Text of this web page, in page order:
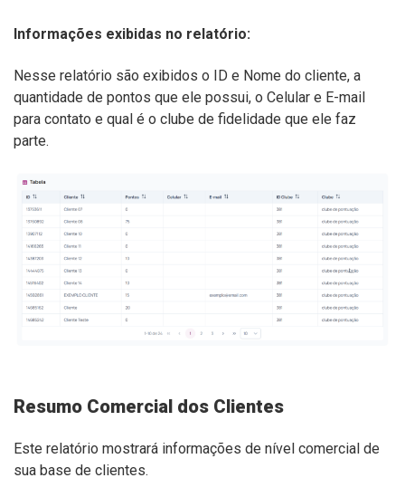
Informações exibidas no relatório:
Nesse relatório são exibidos o ID e Nome do cliente, a
quantidade de pontos que ele possui, o Celular e E-mail
para contato e qual é o clube de fidelidade que ele faz
parte.
Resumo Comercial dos Clientes
Este relatório mostrará informações de nível comercial de
sua base de clientes.